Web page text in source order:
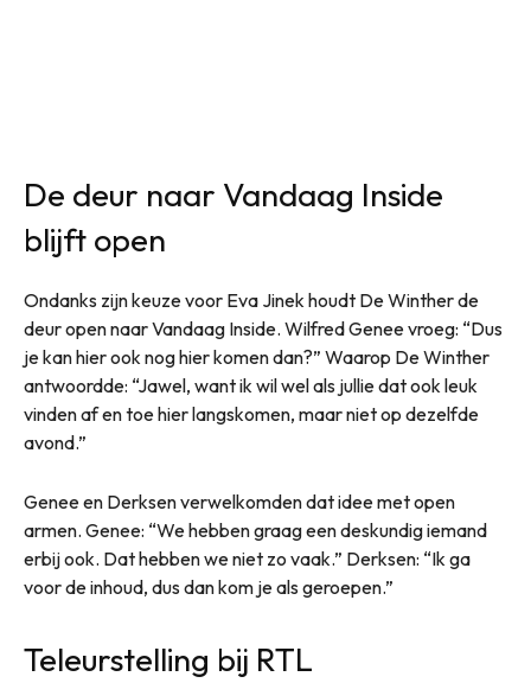
De deur naar Vandaag Inside
blijft open
Ondanks zijn keuze voor Eva Jinek houdt De Winther de
deur open naar Vandaag Inside. Wilfred Genee vroeg: “Dus
je kan hier ook nog hier komen dan?” Waarop De Winther
antwoordde: “Jawel, want ik wil wel als jullie dat ook leuk
vinden af en toe hier langskomen, maar niet op dezelfde
avond.”
Genee en Derksen verwelkomden dat idee met open
armen. Genee: “We hebben graag een deskundig iemand
erbij ook. Dat hebben we niet zo vaak.” Derksen: “Ik ga
voor de inhoud, dus dan kom je als geroepen.”
Teleurstelling bij RTL